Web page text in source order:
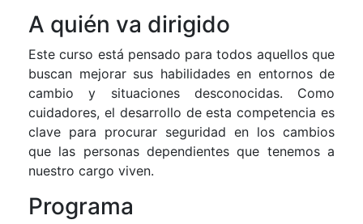
A quién va dirigido
Este curso está pensado para todos aquellos que
buscan mejorar sus habilidades en entornos de
cambio y situaciones desconocidas. Como
cuidadores, el desarrollo de esta competencia es
clave para procurar seguridad en los cambios
que las personas dependientes que tenemos a
nuestro cargo viven.
Programa